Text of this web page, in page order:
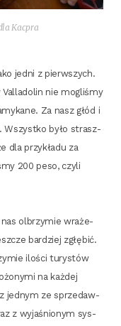
Kacpra
jed­ni z pierw­szych.
nie mogli­śmy
Za nasz głód i
Wszyst­ko było strasz­
dla przy­kła­du za
200 peso, czy­li
nas olbrzy­mie wra­że­
bar­dziej zgłę­bić.
ilo­ści tury­stów
na każ­dej
jed­nym ze sprze­daw­
z wyja­śnio­nym sys­